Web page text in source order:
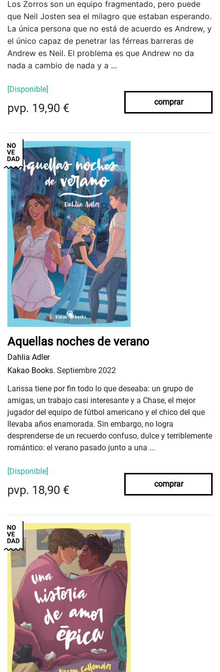
Los Zorros son un equipo fragmentado, pero puede
que Neil Josten sea el milagro que estaban esperando.
La única persona que no está de acuerdo es Andrew, y
el único capaz de penetrar las férreas barreras de
Andrew es Neil. El problema es que Andrew no da
nada a cambio de nada y a ...
[Disponible]
pvp. 19,90 € comprar
Aquellas noches de verano
Dahlia Adler
Kakao Books. Septiembre 2022
Larissa tiene por fin todo lo que deseaba: un grupo de
amigas, un trabajo casi interesante y a Chase, el mejor
jugador del equipo de fútbol americano y el chico del que
llevaba años enamorada. Sin embargo, no logra
desprenderse de un recuerdo confuso, dulce y terriblemente
romántico: el verano pasado junto a una ...
[Disponible]
pvp. 18,90 € comprar